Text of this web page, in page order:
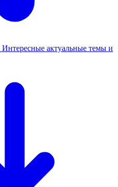
Интересные актуальные темы и